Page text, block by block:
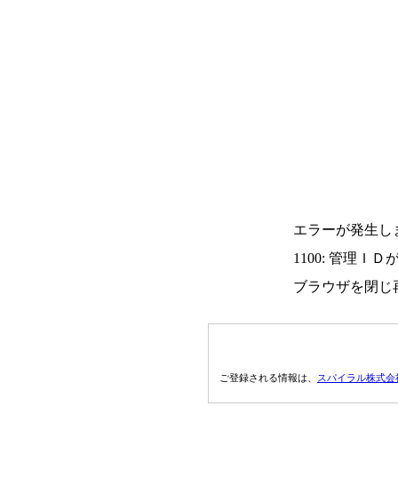
エラーが発生し
1100: 管理ＩＤ
ブラウザを閉じ
ご登録される情報は、 スパイラル株式会